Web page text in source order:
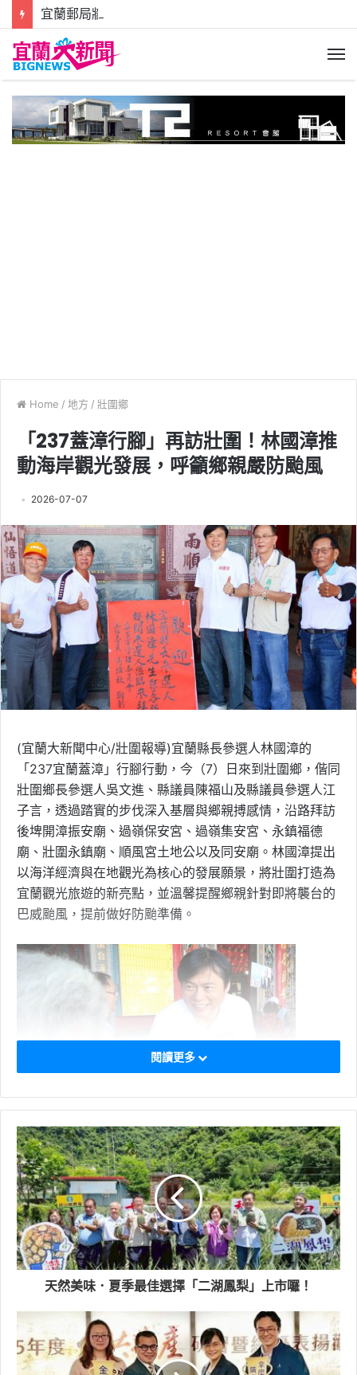
宜蘭郵局牆壁磁磚掉落地面 所幸未傷及路過行人
Home / 地方 / 壯圍鄉
「237蓋漳行腳」再訪壯圍！林國漳推
動海岸觀光發展，呼籲鄉親嚴防颱風
2026-07-07
(宜蘭大新聞中心/壯圍報導)宜蘭縣長參選人林國漳的
「237宜蘭蓋漳」行腳行動，今（7）日來到壯圍鄉，偕同
壯圍鄉長參選人吳文進、縣議員陳福山及縣議員參選人江
子言，透過踏實的步伐深入基層與鄉親搏感情，沿路拜訪
後埤開漳振安廟、過嶺保安宮、過嶺集安宮、永鎮福德
廟、壯圍永鎮廟、順風宮土地公以及同安廟。林國漳提出
以海洋經濟與在地觀光為核心的發展願景，將壯圍打造為
宜蘭觀光旅遊的新亮點，並溫馨提醒鄉親針對即將襲台的
巴威颱風，提前做好防颱準備。
閱讀更多
天然美味．夏季最佳選擇「二湖鳳梨」上市囉！